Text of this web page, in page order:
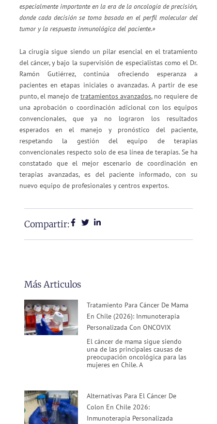
especialmente importante en la era de la oncología de precisión,
donde cada decisión se toma basada en el perfil molecular del
tumor y la respuesta inmunológica del paciente.»
La cirugía sigue siendo un pilar esencial en el tratamiento
del cáncer, y bajo la supervisión de especialistas como el Dr.
Ramón Gutiérrez, continúa ofreciendo esperanza a
pacientes en etapas iniciales o avanzadas. A partir de ese
punto, el manejo de tratamientos avanzados, no requiere de
una aprobación o coordinación adicional con los equipos
convencionales, que ya no lograron los resultados
esperados en el manejo y pronóstico del paciente,
respetando la gestión del equipo de terapias
convencionales respecto solo de esa línea de terapias. Se ha
constatado que el mejor escenario de coordinación en
terapias avanzadas, es del paciente informado, con su
nuevo equipo de profesionales y centros expertos.
Compartir:
Más Articulos
Tratamiento Para Cáncer De Mama
En Chile (2026): Inmunoterapia
Personalizada Con ONCOVIX
El cáncer de mama sigue siendo
una de las principales causas de
preocupación oncológica para las
mujeres en Chile. A
Alternativas Para El Cáncer De
Colon En Chile 2026:
Inmunoterapia Personalizada